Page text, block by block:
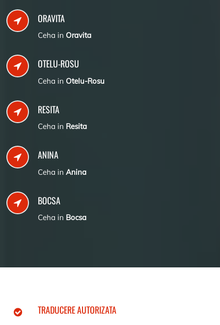
ORAVITA
Ceha in Oravita
OTELU-ROSU
Ceha in Otelu-Rosu
RESITA
Ceha in Resita
ANINA
Ceha in Anina
BOCSA
Ceha in Bocsa
TRADUCERE AUTORIZATA